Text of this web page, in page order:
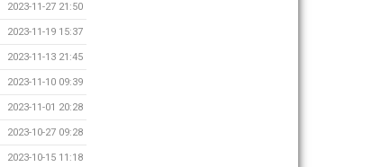
2023-11-27 21:50
2023-11-19 15:37
2023-11-13 21:45
2023-11-10 09:39
2023-11-01 20:28
2023-10-27 09:28
2023-10-15 11:18